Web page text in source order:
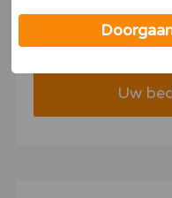
Deel ervaringen
Uw